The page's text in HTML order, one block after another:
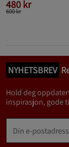
480 kr
600 kr
NYHETSBREV
Hold deg
inspirasjon, gode